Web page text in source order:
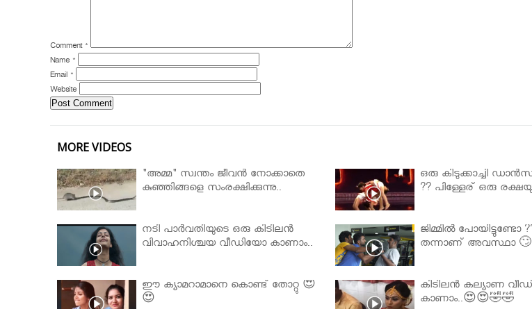
Comment *
Name *
Email *
Website
MORE VIDEOS
"അമ്മ" സ്വന്തം ജീവൻ നോക്കാതെ
കുഞ്ഞിങ്ങളെ സംരക്ഷിക്കുന്നു..
ഒരു കിടുക്കാച്ചി
?? പിള്ളേര് ഒരു
നടി പാർവതിയുടെ ഒരു കിടിലൻ
വിവാഹനിശ്ചയ വീഡിയോ കാണാം..
ജിമ്മിൽ പോയിട്ടുണ്ടോ
തന്നാണ് അവസ്ഥാ
ഈ ക്യാമറാമാനെ കൊണ്ട് തോറ്റു 😍
😍
കിടിലൻ കല്യാണ
കാണാം..😍😍🤣🤣